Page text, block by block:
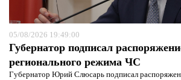
05/08/2026 19:49:00
Губернатор подписал
регионального режима ЧС
Губернатор Юрий Слюсарь подписал